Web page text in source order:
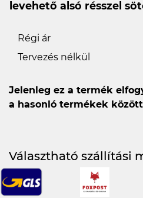
levehető alsó résszel
Régi ár
Tervezés nélkül
Jelenleg ez a termék
a hasonló termékek
Választható szállítási